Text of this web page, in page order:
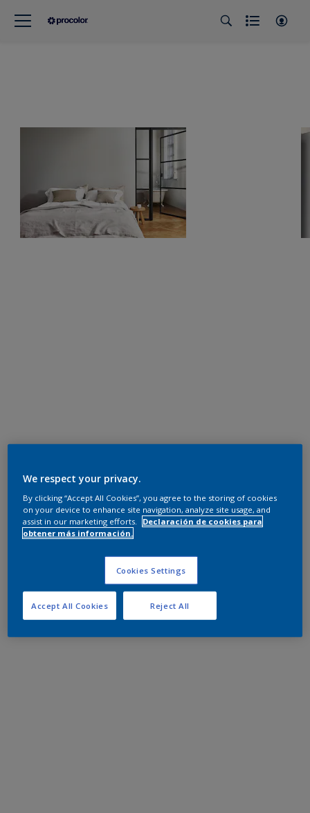
We respect your privacy.
By clicking “Accept All Cookies”, you agree to the storing of cookies
on your device to enhance site navigation, analyze site usage, and
assist in our marketing efforts.
Declaración de cookies para
obtener más información.
Cookies Settings
Reject All
Accept All Cookies